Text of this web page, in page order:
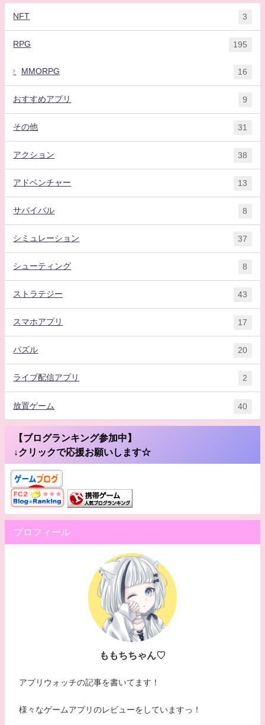
NFT 3
RPG 195
MMORPG 16
おすすめアプリ 9
その他 31
アクション 38
アドベンチャー 13
サバイバル 8
シミュレーション 37
シューティング 8
ストラテジー 43
スマホアプリ 17
パズル 20
ライブ配信アプリ 2
放置ゲーム 40
【ブログランキング参加中】
↓クリックで応援お願いします☆
プロフィール
ももちちゃん♡
アプリウォッチの記事を書いてます！
様々なゲームアプリのレビューをしていますっ！